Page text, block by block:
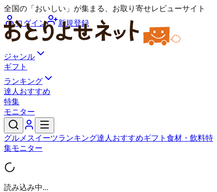
全国の「おいしい」が集まる、お取り寄せレビューサイト
ログイン
新規登録
ジャンル
ギフト
ランキング
達人おすすめ
特集
モニター
グルメ スイーツランキング達人おすすめギフト 食材・飲料特
集モニター
読み込み中...